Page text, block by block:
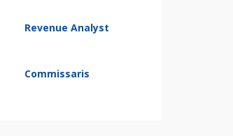
Revenue Analyst
Commissaris